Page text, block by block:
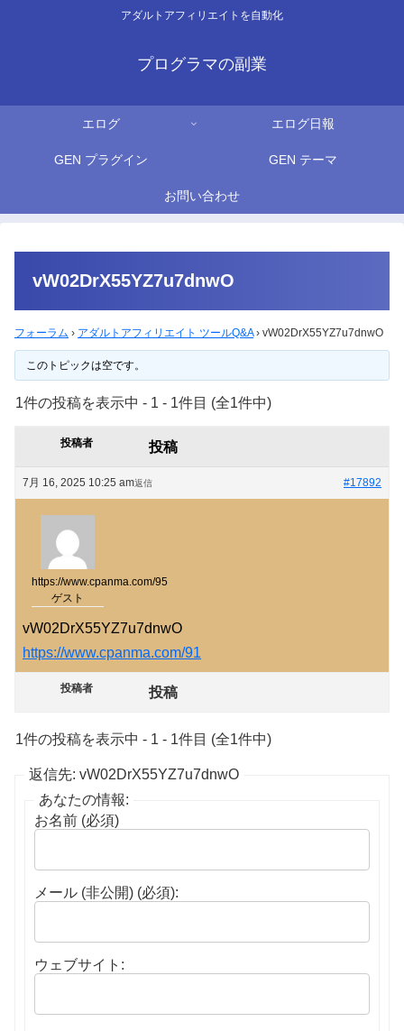
アダルトアフィリエイトを自動化
プログラマの副業
エログ エログ日報
GEN プラグイン GEN テーマ
お問い合わせ
vW02DrX55YZ7u7dnwO
フォーラム › アダルトアフィリエイト ツールQ&A › vW02DrX55YZ7u7dnwO
このトピックは空です。
1件の投稿を表示中 - 1 - 1件目 (全1件中)
投稿者 投稿
7月 16, 2025 10:25 am #17892
返信
https://www.cpanma.com/95
ゲスト
vW02DrX55YZ7u7dnwO
https://www.cpanma.com/91
投稿者 投稿
1件の投稿を表示中 - 1 - 1件目 (全1件中)
返信先: vW02DrX55YZ7u7dnwO
あなたの情報:
お名前 (必須)
メール (非公開) (必須):
ウェブサイト: